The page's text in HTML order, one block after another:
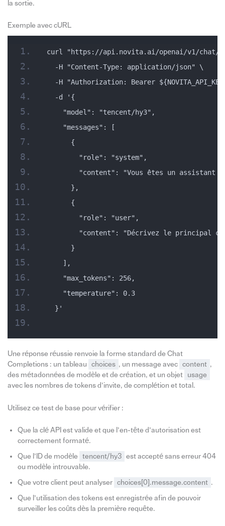
la sortie.
Exemple avec cURL
curl "https://api.novita.ai/openai/v1/chat/
  -H "Content-Type: application/json" \
-H "Authorization: Bearer
  -d '{
    "model": "tencent/hy3",
    "messages": [
      {
        "role": "system",
"content": "Vous êtes un assistant
      },
      {
        "role": "user",
"content": "Décrivez le principal
      }
    ],
    "max_tokens": 256,
    "temperature": 0.3
  }'
Une réponse réussie renvoie la forme standard de Chat
Completions : un tableau
choices , un message avec content ,
des métadonnées de modèle et de création, et un objet
usage
avec les nombres de tokens d’invite, de complétion et total.
Utilisez ce test de base pour vérifier :
Que la clé API est valide et que l’en-tête d’autorisation est
correctement formaté.
Que l’ID de modèle tencent/hy3
est accepté sans erreur 404
ou modèle introuvable.
Que votre client peut analyser choices[0].message.content .
Que l’utilisation des tokens est enregistrée afin de pouvoir
surveiller les coûts dès la première requête.